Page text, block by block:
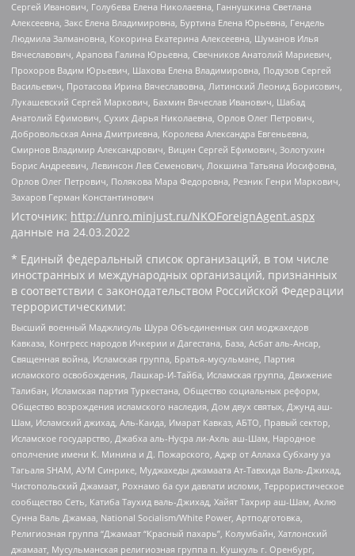
Сергей Иванович, Голубева Елена Николаевна, Ганнушкина Светлана
Алексеевна, Закс Елена Владимировна, Буртина Елена Юрьевна, Гендель
Людмила Залмановна, Кокорина Екатерина Алексеевна, Шуманов Илья
Вячеславович, Арапова Галина Юрьевна, Свечников Анатолий Мариевич,
Прохоров Вадим Юрьевич, Шахова Елена Владимировна, Подузов Сергей
Васильевич, Протасова Ирина Вячеславовна, Литинский Леонид Борисович,
Лукашевский Сергей Маркович, Бахмин Вячеслав Иванович, Шабад
Анатолий Ефимович, Сухих Дарья Николаевна, Орлов Олег Петрович,
Добровольская Анна Дмитриевна, Королева Александра Евгеньевна,
Смирнов Владимир Александрович, Вицин Сергей Ефимович, Золотухин
Борис Андреевич, Левинсон Лев Семенович, Локшина Татьяна Иосифовна,
Орлов Олег Петрович, Полякова Мара Федоровна, Резник Генри Маркович,
Захаров Герман Константинович
Источник: http://unro.minjust.ru/NKOForeignAgent.aspx
данные на 24.03.2022
* Единый федеральный список организаций, в том числе
иностранных и международных организаций, признанных
в соответствии с законодательством Российской Федерации
террористическими:
Высший военный Маджлисуль Шура Объединенных сил моджахедов
Кавказа, Конгресс народов Ичкерии и Дагестана, База, Асбат аль-Ансар,
Священная война, Исламская группа, Братья-мусульмане, Партия
исламского освобождения, Лашкар-И-Тайба, Исламская группа, Движение
Талибан, Исламская партия Туркестана, Общество социальных реформ,
Общество возрождения исламского наследия, Дом двух святых, Джунд аш-
Шам, Исламский джихад, Аль-Каида, Имарат Кавказ, АБТО, Правый сектор,
Исламское государство, Джабха аль-Нусра ли-Ахль аш-Шам, Народное
ополчение имени К. Минина и Д. Пожарского, Аджр от Аллаха Субхану уа
Тагьаля SHAM, АУМ Синрике, Муджахеды джамаата Ат-Тавхида Валь-Джихад,
Чистопольский Джамаат, Рохнамо ба суи давлати исломи, Террористическое
сообщество Сеть, Катиба Таухид валь-Джихад, Хайят Тахрир аш-Шам, Ахлю
Сунна Валь Джамаа, National Socialism/White Power, Артподготовка,
Религиозная группа “Джамаат “Красный пахарь”, Колумбайн, Хатлонский
джамаат, Мусульманская религиозная группа п. Кушкуль г. Оренбург,